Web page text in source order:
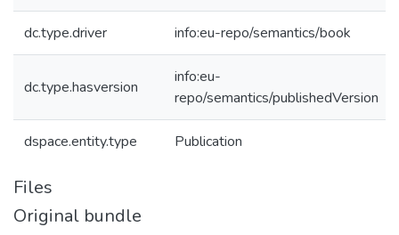
dc.type.driver info:eu-repo/semantics/book
dc.type.hasversion
info:eu-
repo/semantics/publishedVersion
dspace.entity.type Publication
Files
Original bundle